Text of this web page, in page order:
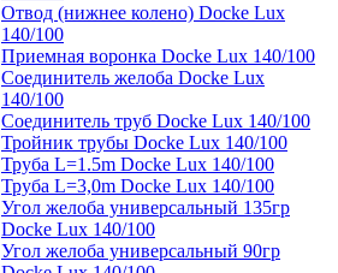
Отвод (нижнее колено) Docke Lux
140/100
Приемная воронка Docke Lux 140/100
Соединитель желоба Docke Lux
140/100
Соединитель труб Docke Lux 140/100
Тройник трубы Docke Lux 140/100
Труба L=1.5m Docke Lux 140/100
Труба L=3,0m Docke Lux 140/100
Угол желоба универсальный 135гр
Docke Lux 140/100
Угол желоба универсальный 90гр